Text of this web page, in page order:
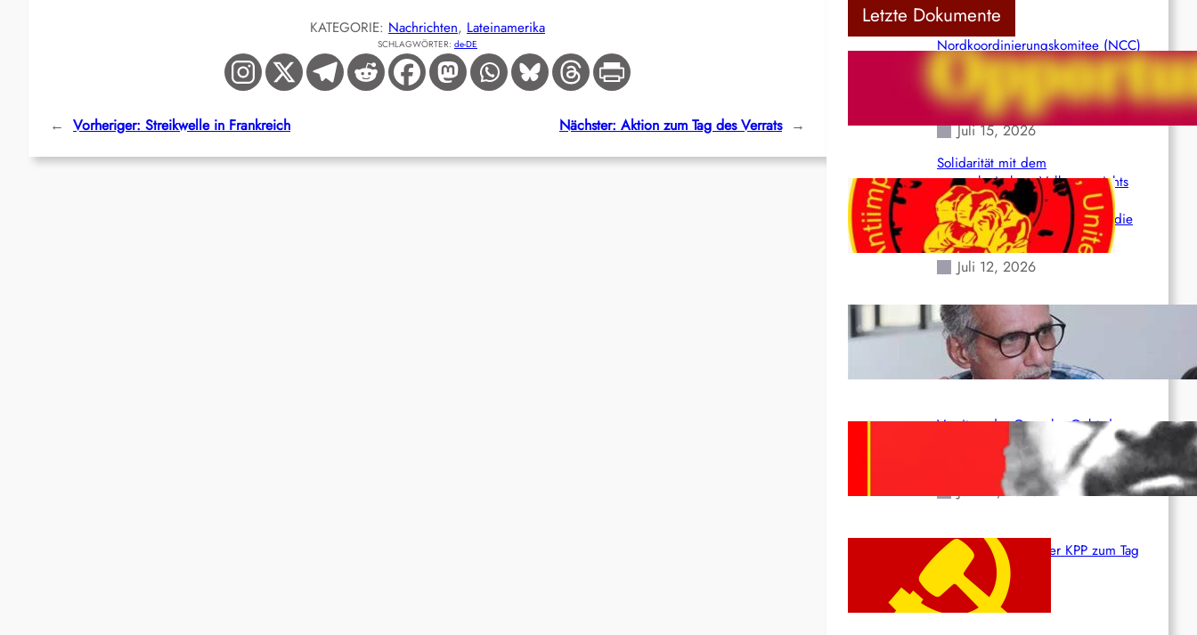
KATEGORIE: Nachrichten, Lateinamerika
SCHLAGWÖRTER: de-DE
← Vorheriger: Streikwelle in Frankreich Nächster: Aktion zum Tag des Verrats →
Letzte Dokumente
Nordkoordinierungskomitee (NCC)
der Kommunistischen Partei Indiens
(Maoistisch): Postmoderner
Opportunismus
Juli 15, 2026
Solidarität mit dem
venezolanischem Volk angesichts
der verlorenen Leben und der
katastrophalen Situation durch die
Erdbeben des 24. Juni!
Juli 12, 2026
Indien: „Die Politik der
Kapitulation“ von K. Murali (Ajith)
Juli 1, 2026
Vorsitzender Gonzalo: Gebt das
Leben für die Partei und die
Juni 19, 2026
Beschluss des ZK der KPP zum Tag
des Heldentums
Juni 19, 2026